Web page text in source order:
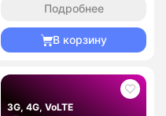
Подробнее
В корзину
3G, 4G, VoLTE